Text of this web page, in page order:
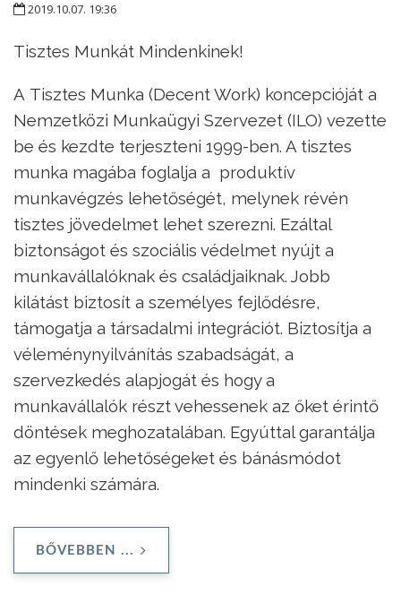
2019.10.07. 19:36
Tisztes Munkát Mindenkinek!
A Tisztes Munka (Decent Work) koncepcióját a
Nemzetközi Munkaügyi Szervezet (ILO) vezette
be és kezdte terjeszteni 1999-ben. A tisztes
munka magába foglalja a produktív
munkavégzés lehetőségét, melynek révén
tisztes jövedelmet lehet szerezni. Ezáltal
biztonságot és szociális védelmet nyújt a
munkavállalóknak és családjaiknak. Jobb
kilátást biztosít a személyes fejlődésre,
támogatja a társadalmi integrációt. Biztosítja a
véleménynyilvánítás szabadságát, a
szervezkedés alapjogát és hogy a
munkavállalók részt vehessenek az őket érintő
döntések meghozatalában. Egyúttal garantálja
az egyenlő lehetőségeket és bánásmódot
mindenki számára.
BŐVEBBEN ...